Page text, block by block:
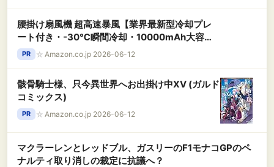
腰掛け扇風機 超高速暴風【業界最新型冷却プレ
ート付き・-30℃瞬間冷却・10000mAh大容
量】ベルトファン 1台多役 傘取り付け/首掛け/手
持ち/卓上/腰掛け 携帯扇風機 199段階風力調節
アコン 軽量 小型 持ち運び 静音 扇風機 熱中症対
策 暑さ対策 通勤 通学 スポーツ観戦 農作業 花火
大会 山登り 旅行用 ストラップ付きBlack
PR ☆ Amazon.co.jp 2026-06-12
骸骨騎士様、只今異世界へお出掛け中ⅩⅤ (ガルド
コミックス)
PR ☆ Amazon.co.jp 2026-06-12
マクラーレンとレッドブル、ガスリーのF1モナコGPのペ
ナルティ取り消しの裁定に抗議へ？